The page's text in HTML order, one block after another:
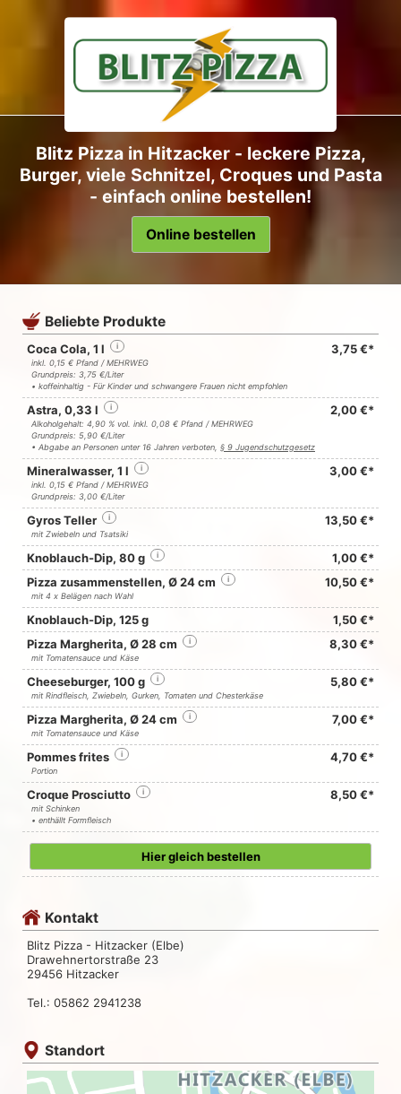
Blitz Pizza in Hitzacker - leckere Pizza,
Burger, viele Schnitzel, Croques und Pasta
- einfach online bestellen!
Online bestellen
Beliebte Produkte
Coca Cola, 1 l i 3,75 €*
inkl. 0,15 € Pfand / MEHRWEG
Grundpreis: 3,75 €/Liter
• koffeinhaltig - Für Kinder und schwangere Frauen nicht empfohlen
Astra, 0,33 l i 2,00 €*
Alkoholgehalt: 4,90 % vol. inkl. 0,08 € Pfand / MEHRWEG
Grundpreis: 5,90 €/Liter
• Abgabe an Personen unter 16 Jahren verboten, § 9 Jugendschutzgesetz
Mineralwasser, 1 l i 3,00 €*
inkl. 0,15 € Pfand / MEHRWEG
Grundpreis: 3,00 €/Liter
Gyros Teller i 13,50 €*
mit Zwiebeln und Tsatsiki
Knoblauch-Dip, 80 g i
1,00 €*
Pizza zusammenstellen, Ø 24 cm
i 10,50 €*
mit 4 x Belägen nach Wahl
Knoblauch-Dip, 125 g
1,50 €*
Pizza Margherita, Ø 28 cm
i 8,30 €*
mit Tomatensauce und Käse
Cheeseburger, 100 g i 5,80 €*
mit Rindfleisch, Zwiebeln, Gurken, Tomaten und Chesterkäse
Pizza Margherita, Ø 24 cm i 7,00 €*
mit Tomatensauce und Käse
Pommes frites i 4,70 €*
Portion
Croque Prosciutto i 8,50 €*
mit Schinken
• enthällt Formfleisch
Hier gleich bestellen
Kontakt
Blitz Pizza - Hitzacker (Elbe)
Drawehnertorstraße 23
29456 Hitzacker
Tel.: 05862 2941238
Standort